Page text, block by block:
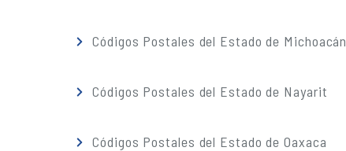
Códigos Postales del Estado de Michoacán
Códigos Postales del Estado de Nayarit
Códigos Postales del Estado de Oaxaca